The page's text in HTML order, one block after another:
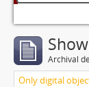
Archival
Only digital